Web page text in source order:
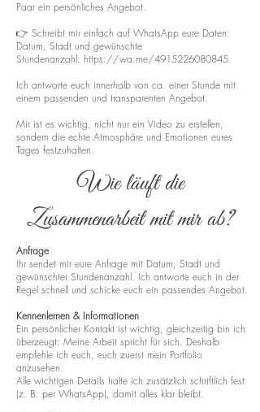
Paar ein persönliches Angebot.
👉 Schreibt mir einfach auf WhatsApp eure Daten:
Datum, Stadt und gewünschte
Stundenanzahl: https://wa.me/4915226080845
Ich antworte euch innerhalb von ca. einer Stunde mit
einem passenden und transparenten Angebot.
Mir ist es wichtig, nicht nur ein Video zu erstellen,
sondern die echte Atmosphäre und Emotionen eures
Tages festzuhalten.
Wie läuft die
Zusammenarbeit mit mir ab?
Anfrage
Ihr sendet mir eure Anfrage mit Datum, Stadt und
gewünschter Stundenanzahl. Ich antworte euch in der
Regel schnell und schicke euch ein passendes Angebot.
Kennenlernen & Informationen
Ein persönlicher Kontakt ist wichtig, gleichzeitig bin ich
überzeugt: Meine Arbeit spricht für sich. Deshalb
empfehle ich euch, euch zuerst mein Portfolio
anzusehen.
Alle wichtigen Details halte ich zusätzlich schriftlich fest
(z. B. per WhatsApp), damit alles klar bleibt.